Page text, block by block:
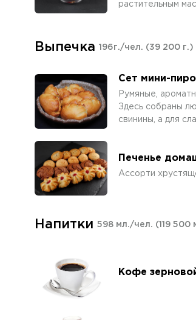
растительным
Выпечка 196г./чел. (39 200 г.)
Сет мини-
Румяные,
Здесь собраны
свинины, а для
Печенье
Ассорти
Напитки 598 мл./чел. (119 500
Кофе